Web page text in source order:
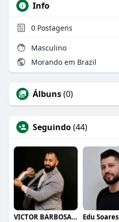
Info
0Postagens
Masculino
Morando em Brazil
Álbuns(0)
Seguindo(44)
VICTOR BARBOSA QUARANTA Edu Soares